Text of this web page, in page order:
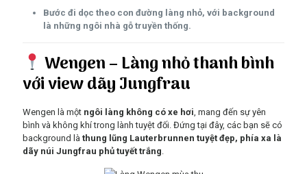
Bước đi dọc theo con đường làng nhỏ, với background
là những ngôi nhà gỗ truyền thống.
Wengen – Làng nhỏ thanh bình
với view dãy Jungfrau
Wengen là một ngôi làng không có xe hơi , mang đến sự yên
bình và không khí trong lành tuyệt đối. Đứng tại đây, các bạn sẽ có
background là thung lũng Lauterbrunnen tuyệt đẹp, phía xa là
dãy núi Jungfrau phủ tuyết trắng